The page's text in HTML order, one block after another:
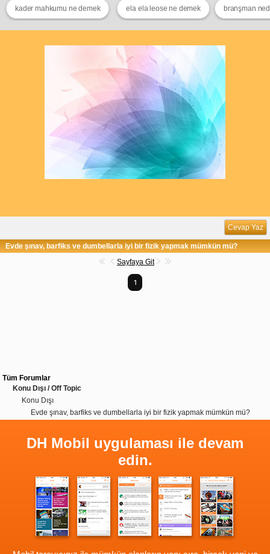
kader mahkumu ne demek ela ela leose ne demek branşman
Cevap Yaz
Evde şınav, barfiks ve dumbellarla iyi bir fizik yapmak mümkün mü?
Sayfaya Git
1
Tüm Forumlar
Konu Dışı / Off Topic
Konu Dışı
Evde şınav, barfiks ve dumbellarla iyi bir fizik yapmak mümkün mü?
DH Mobil uygulaması ile devam
edin.